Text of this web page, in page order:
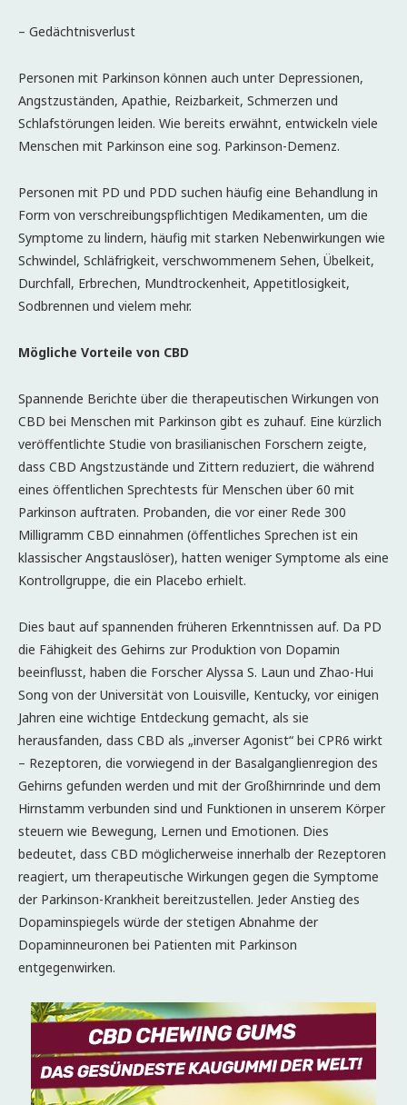
– Gedächtnisverlust
Personen mit Parkinson können auch unter Depressionen,
Angstzuständen, Apathie, Reizbarkeit, Schmerzen und
Schlafstörungen leiden. Wie bereits erwähnt, entwickeln viele
Menschen mit Parkinson eine sog. Parkinson-Demenz.
Personen mit PD und PDD suchen häufig eine Behandlung in
Form von verschreibungspflichtigen Medikamenten, um die
Symptome zu lindern, häufig mit starken Nebenwirkungen wie
Schwindel, Schläfrigkeit, verschwommenem Sehen, Übelkeit,
Durchfall, Erbrechen, Mundtrockenheit, Appetitlosigkeit,
Sodbrennen und vielem mehr.
Mögliche Vorteile von CBD
Spannende Berichte über die therapeutischen Wirkungen von
CBD bei Menschen mit Parkinson gibt es zuhauf. Eine kürzlich
veröffentlichte Studie von brasilianischen Forschern zeigte,
dass CBD Angstzustände und Zittern reduziert, die während
eines öffentlichen Sprechtests für Menschen über 60 mit
Parkinson auftraten. Probanden, die vor einer Rede 300
Milligramm CBD einnahmen (öffentliches Sprechen ist ein
klassischer Angstauslöser), hatten weniger Symptome als eine
Kontrollgruppe, die ein Placebo erhielt.
Dies baut auf spannenden früheren Erkenntnissen auf. Da PD
die Fähigkeit des Gehirns zur Produktion von Dopamin
beeinflusst, haben die Forscher Alyssa S. Laun und Zhao-Hui
Song von der Universität von Louisville, Kentucky, vor einigen
Jahren eine wichtige Entdeckung gemacht, als sie
herausfanden, dass CBD als „inverser Agonist“ bei CPR6 wirkt
– Rezeptoren, die vorwiegend in der Basalganglienregion des
Gehirns gefunden werden und mit der Großhirnrinde und dem
Hirnstamm verbunden sind und Funktionen in unserem Körper
steuern wie Bewegung, Lernen und Emotionen. Dies
bedeutet, dass CBD möglicherweise innerhalb der Rezeptoren
reagiert, um therapeutische Wirkungen gegen die Symptome
der Parkinson-Krankheit bereitzustellen. Jeder Anstieg des
Dopaminspiegels würde der stetigen Abnahme der
Dopaminneuronen bei Patienten mit Parkinson
entgegenwirken.